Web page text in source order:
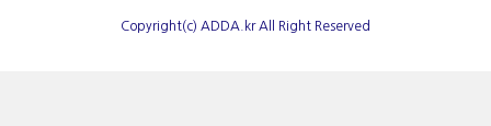
Copyright(c) ADDA.kr All Right Reserved